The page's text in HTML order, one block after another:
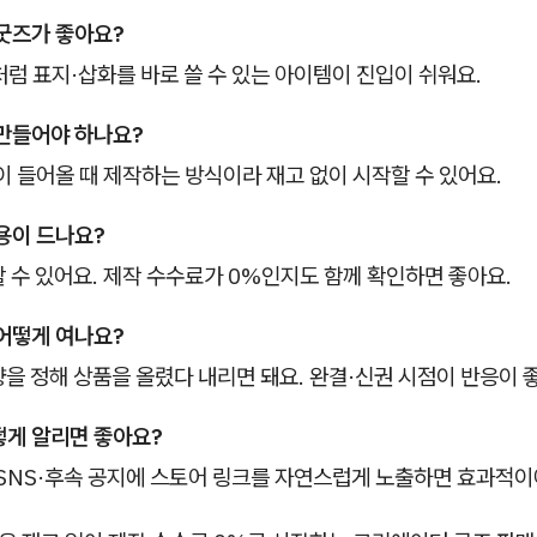
즈가 좋아요?
표지·삽화를 바로 쓸 수 있는 아이템이 진입이 쉬워요.
들어야 하나요?
들어올 때 제작하는 방식이라 재고 없이 시작할 수 있어요.
이 드나요?
수 있어요. 제작 수수료가 0%인지도 함께 확인하면 좋아요.
떻게 여나요?
정해 상품을 올렸다 내리면 돼요. 완결·신권 시점이 반응이
알리면 좋아요?
후속 공지에 스토어 링크를 자연스럽게 노출하면 효과적